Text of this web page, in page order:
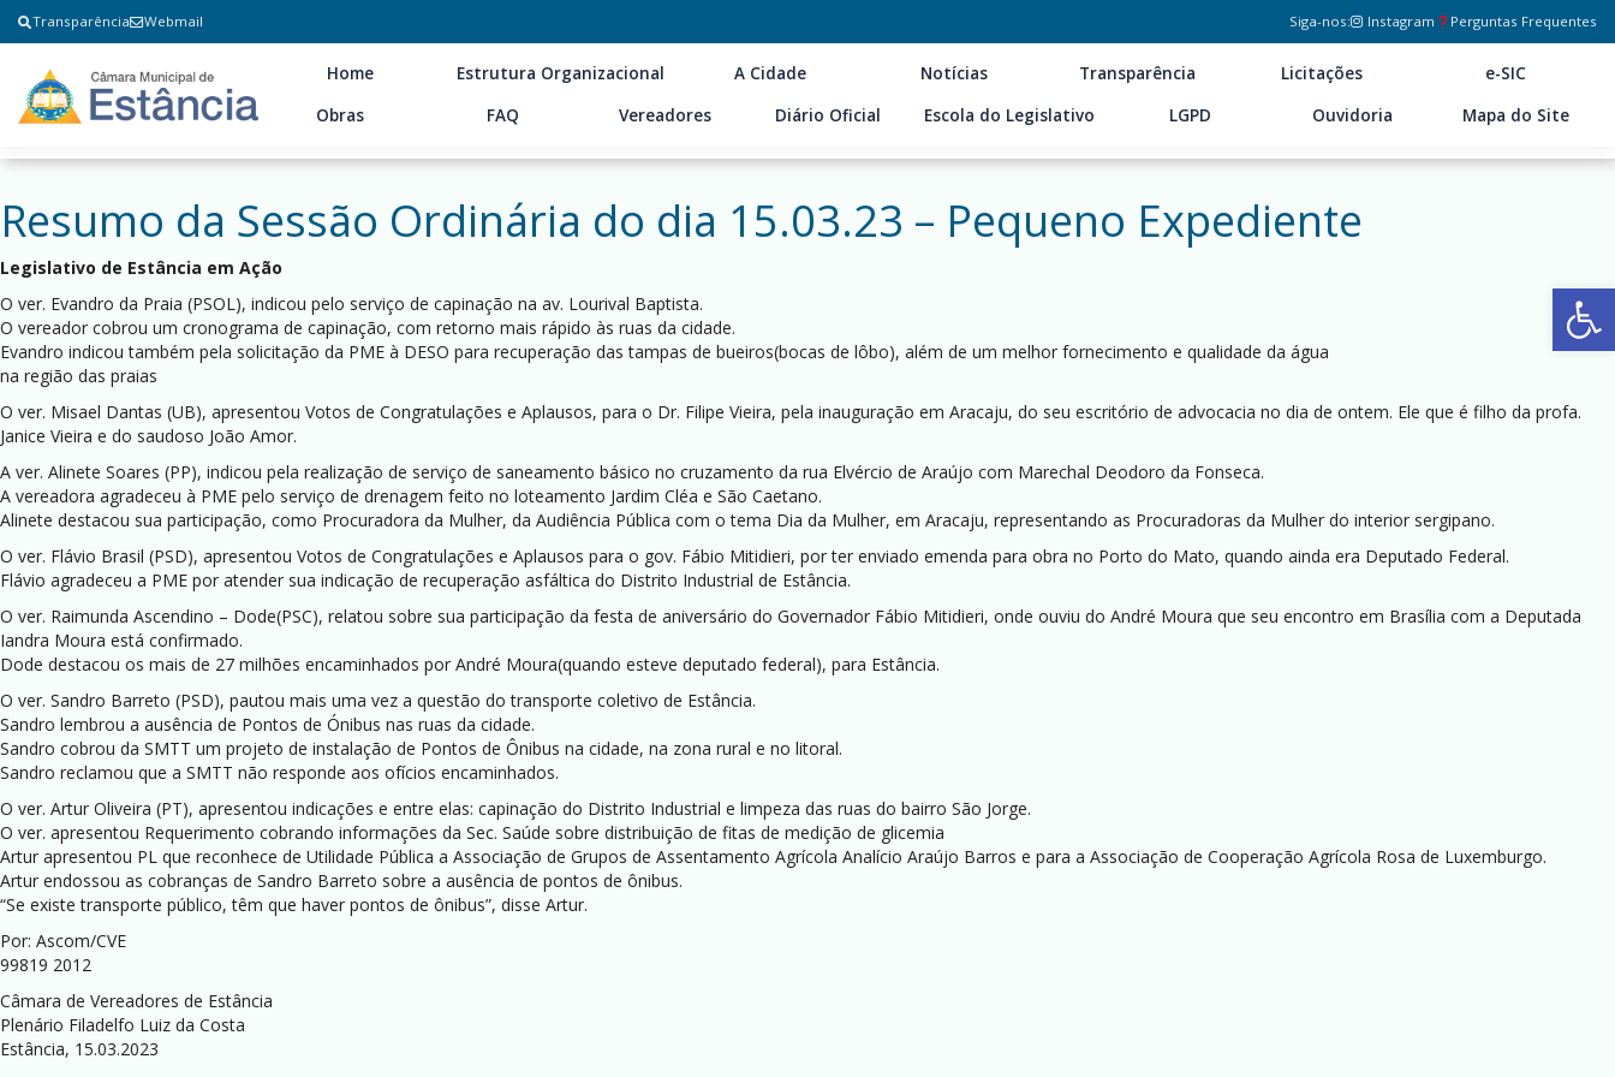
Transparência Webmail Siga-nos: Instagram Perguntas Frequentes
Home Estrutura Organizacional A Cidade Notícias Transparência Licitações
e-SIC
Obras
FAQ Vereadores Diário Oficial Escola do Legislativo LGPD Ouvidoria Mapa do Site
Resumo da Sessão Ordinária do dia 15.03.23 – Pequeno Expediente
Legislativo de Estância em Ação
O ver. Evandro da Praia (PSOL), indicou pelo serviço de capinação na av. Lourival Baptista.
O vereador cobrou um cronograma de capinação, com retorno mais rápido às ruas da cidade.
Evandro indicou também pela solicitação da PME à DESO para recuperação das tampas de bueiros(bocas de lôbo), além de um melhor fornecimento e qualidade da água
na região das praias
O ver. Misael Dantas (UB), apresentou Votos de Congratulações e Aplausos, para o Dr. Filipe Vieira, pela inauguração em Aracaju, do seu escritório de advocacia no dia de ontem. Ele que é filho da profa.
Janice Vieira e do saudoso João Amor.
A ver. Alinete Soares (PP), indicou pela realização de serviço de saneamento básico no cruzamento da rua Elvércio de Araújo com Marechal Deodoro da Fonseca.
A vereadora agradeceu à PME pelo serviço de drenagem feito no loteamento Jardim Cléa e São Caetano.
Alinete destacou sua participação, como Procuradora da Mulher, da Audiência Pública com o tema Dia da Mulher, em Aracaju, representando as Procuradoras da Mulher do interior sergipano.
O ver. Flávio Brasil (PSD), apresentou Votos de Congratulações e Aplausos para o gov. Fábio Mitidieri, por ter enviado emenda para obra no Porto do Mato, quando ainda era Deputado Federal.
Flávio agradeceu a PME por atender sua indicação de recuperação asfáltica do Distrito Industrial de Estância.
O ver. Raimunda Ascendino – Dode(PSC), relatou sobre sua participação da festa de aniversário do Governador Fábio Mitidieri, onde ouviu do André Moura que seu encontro em Brasília com a Deputada
Iandra Moura está confirmado.
Dode destacou os mais de 27 milhões encaminhados por André Moura(quando esteve deputado federal), para Estância.
O ver. Sandro Barreto (PSD), pautou mais uma vez a questão do transporte coletivo de Estância.
Sandro lembrou a ausência de Pontos de Ónibus nas ruas da cidade.
Sandro cobrou da SMTT um projeto de instalação de Pontos de Ônibus na cidade, na zona rural e no litoral.
Sandro reclamou que a SMTT não responde aos ofícios encaminhados.
O ver. Artur Oliveira (PT), apresentou indicações e entre elas: capinação do Distrito Industrial e limpeza das ruas do bairro São Jorge.
O ver. apresentou Requerimento cobrando informações da Sec. Saúde sobre distribuição de fitas de medição de glicemia
Artur apresentou PL que reconhece de Utilidade Pública a Associação de Grupos de Assentamento Agrícola Analício Araújo Barros e para a Associação de Cooperação Agrícola Rosa de Luxemburgo.
Artur endossou as cobranças de Sandro Barreto sobre a ausência de pontos de ônibus.
“Se existe transporte público, têm que haver pontos de ônibus”, disse Artur.
Por: Ascom/CVE
99819 2012
Câmara de Vereadores de Estância
Plenário Filadelfo Luiz da Costa
Estância, 15.03.2023